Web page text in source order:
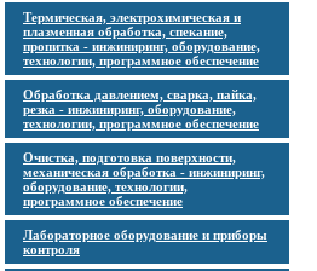
Термическая, электрохимическая и
плазменная обработка, спекание,
пропитка - инжиниринг, оборудование,
технологии, программное обеспечение
Обработка давлением, сварка, пайка,
резка - инжиниринг, оборудование,
технологии, программное обеспечение
Очистка, подготовка поверхности,
механическая обработка - инжиниринг,
оборудование, технологии,
программное обеспечение
Лабораторное оборудование и приборы
контроля